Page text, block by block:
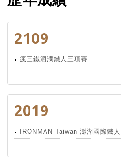
2109
瘋三鐵洄瀾鐵人三項賽
2019
IRONMAN Taiwan 澎湖國際鐵人